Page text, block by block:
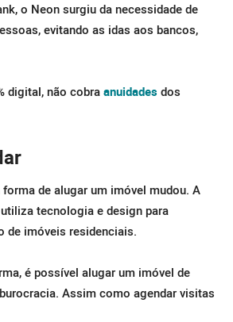
o Neon surgiu da necessidade de
evitando as idas aos bancos,
digital, não cobra anuidades dos
de alugar um imóvel mudou. A
tecnologia e design para
de imóveis residenciais.
é possível alugar um imóvel de
Assim como agendar visitas